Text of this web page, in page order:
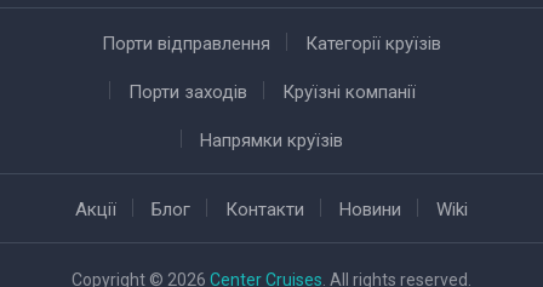
Порти відправлення Категорії круїзів
Порти заходів Круїзні компанії
Напрямки круїзів
Акції Блог Контакти Новини Wiki
Copyright © 2026 Center Cruises. All rights reserved.